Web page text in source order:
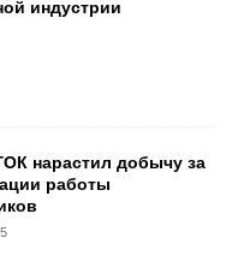
индустрии
нарастил добычу за
работы